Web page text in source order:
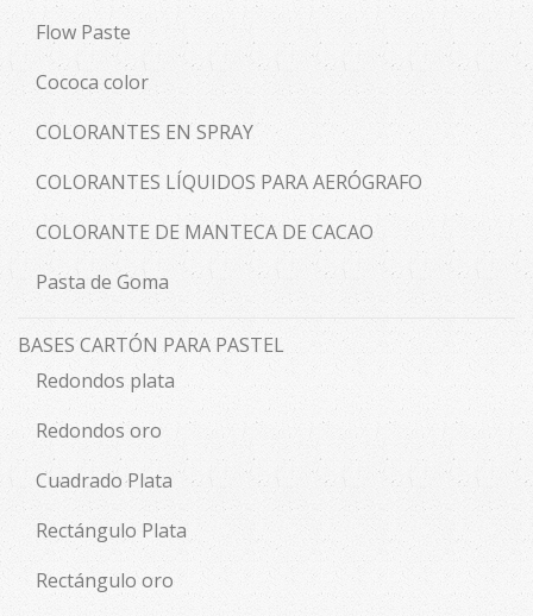
Flow Paste
Cococa color
COLORANTES EN SPRAY
COLORANTES LÍQUIDOS PARA AERÓGRAFO
COLORANTE DE MANTECA DE CACAO
Pasta de Goma
BASES CARTÓN PARA PASTEL
Redondos plata
Redondos oro
Cuadrado Plata
Rectángulo Plata
Rectángulo oro